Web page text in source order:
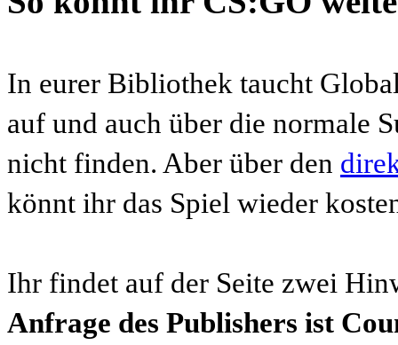
In eurer Bibliothek taucht
auf und auch über die normale
nicht finden. Aber über den
könnt ihr das Spiel wieder
Ihr findet auf der Seite zwei
Anfrage des Publishers ist